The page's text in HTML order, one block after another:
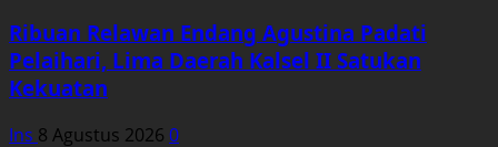
Ribuan Relawan Endang Agustina Padati
Pelaihari, Lima Daerah Kalsel II Satukan
Kekuatan
Ins 8 Agustus 2026 0